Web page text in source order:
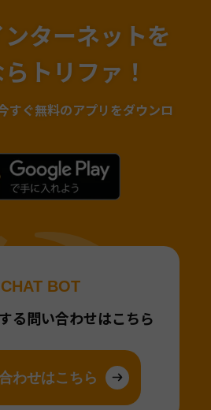
ターネットを
トリファ！
すぐ無料のアプリをダウンロ
CHAT BOT
る問い合わせはこちら
わせはこちら